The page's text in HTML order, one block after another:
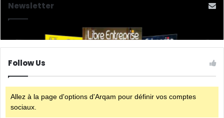
Newsletter
Follow Us
Allez à la page d'options d'Arqam pour définir vos comptes
sociaux.